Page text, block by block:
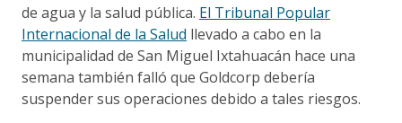
de agua y la salud pública. El Tribunal Popular
Internacional de la Salud llevado a cabo en la
municipalidad de San Miguel Ixtahuacán hace una
semana también falló que Goldcorp debería
suspender sus operaciones debido a tales riesgos.